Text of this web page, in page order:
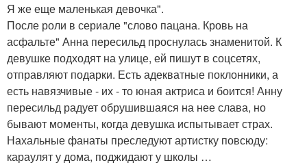
Я же еще маленькая девочка".
После роли в сериале "слово пацана. Кровь на
асфальте" Анна пересильд проснулась знаменитой. К
девушке подходят на улице, ей пишут в соцсетях,
отправляют подарки. Есть адекватные поклонники, а
есть навязчивые - их - то юная актриса и боится! Анну
пересильд радует обрушившаяся на нее слава, но
бывают моменты, когда девушка испытывает страх.
Нахальные фанаты преследуют артистку повсюду:
караулят у дома, поджидают у школы …